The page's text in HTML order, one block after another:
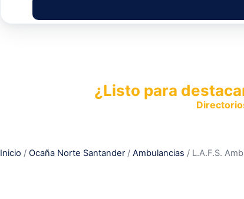
¿Listo para
Inicio / Ocaña Norte Santander/ Ambulancias / L.A.F.S.